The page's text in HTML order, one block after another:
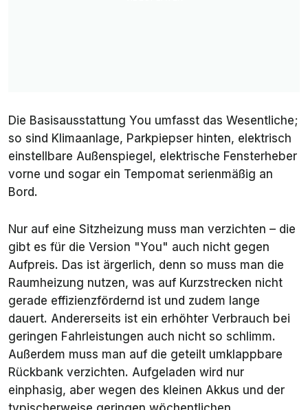
Die Basisausstattung You umfasst das Wesentliche;
so sind Klimaanlage, Parkpiepser hinten, elektrisch
einstellbare Außenspiegel, elektrische Fensterheber
vorne und sogar ein Tempomat serienmäßig an
Bord.
Nur auf eine Sitzheizung muss man verzichten – die
gibt es für die Version "You" auch nicht gegen
Aufpreis. Das ist ärgerlich, denn so muss man die
Raumheizung nutzen, was auf Kurzstrecken nicht
gerade effizienzfördernd ist und zudem lange
dauert. Andererseits ist ein erhöhter Verbrauch bei
geringen Fahrleistungen auch nicht so schlimm.
Außerdem muss man auf die geteilt umklappbare
Rückbank verzichten. Aufgeladen wird nur
einphasig, aber wegen des kleinen Akkus und der